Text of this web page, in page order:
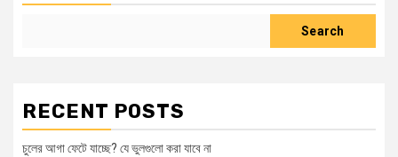
Search
RECENT POSTS
চুলের আগা ফেটে যাচ্ছে? যে ভুলগুলো করা যাবে না